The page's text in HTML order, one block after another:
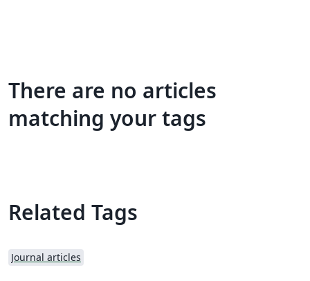
There are no articles
matching your tags
Related Tags
Journal articles